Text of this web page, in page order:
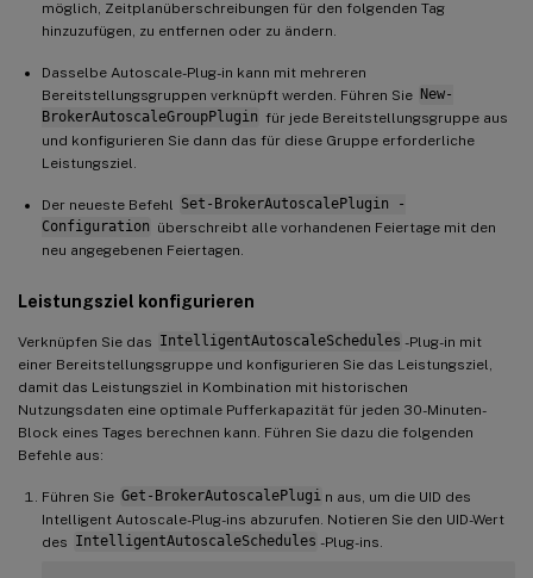
möglich, Zeitplanüberschreibungen für den folgenden Tag
hinzuzufügen, zu entfernen oder zu ändern.
Dasselbe Autoscale-Plug-in kann mit mehreren
Bereitstellungsgruppen verknüpft werden. Führen Sie New-
BrokerAutoscaleGroupPlugin für jede Bereitstellungsgruppe aus
und konfigurieren Sie dann das für diese Gruppe erforderliche
Leistungsziel.
Der neueste Befehl
Set-BrokerAutoscalePlugin -
Configuration überschreibt alle vorhandenen Feiertage mit den
neu angegebenen Feiertagen.
Leistungsziel konfigurieren
Verknüpfen Sie das IntelligentAutoscaleSchedules -Plug-in mit
einer Bereitstellungsgruppe und konfigurieren Sie das Leistungsziel,
damit das Leistungsziel in Kombination mit historischen
Nutzungsdaten eine optimale Pufferkapazität für jeden 30-Minuten-
Block eines Tages berechnen kann. Führen Sie dazu die folgenden
Befehle aus:
Führen Sie Get-BrokerAutoscalePlugi n aus, um die UID des
Intelligent Autoscale-Plug-ins abzurufen. Notieren Sie den UID-Wert
des IntelligentAutoscaleSchedules -Plug-ins.